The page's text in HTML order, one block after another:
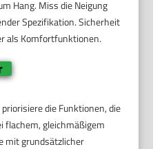
Hang. Miss die Neigung
Spezifikation. Sicherheit
als Komfortfunktionen.
die Funktionen, die
flachem, gleichmäßigem
mit grundsätzlicher